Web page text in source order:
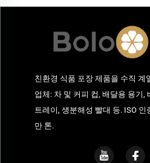
친환경 식품 포장 제품을 수직 계
업체: 차 및 커피 컵, 배달용 용기,
트레이, 생분해성 빨대 등. ISO
만 톤.